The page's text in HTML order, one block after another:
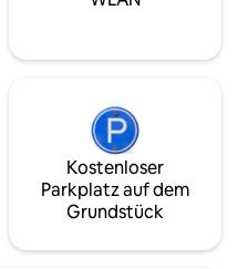
Kostenloser
Parkplatz auf dem
Grundstück